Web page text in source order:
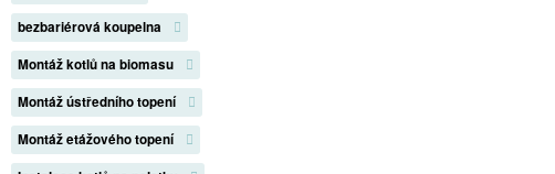
bezbariérová koupelna
Montáž kotlů na biomasu
Montáž ústředního topení
Montáž etážového topení